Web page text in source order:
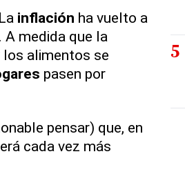
inflación ha vuelto a
A medida que la
alimentos se
pasen por
pensar) que, en
cada vez más